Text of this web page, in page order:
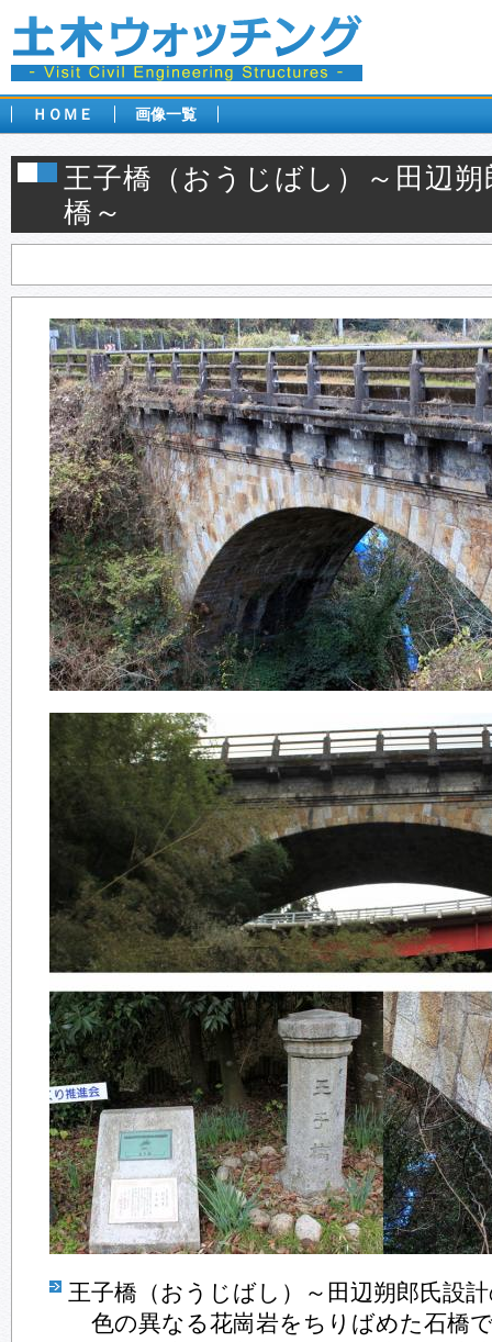
ＨＯＭＥ 画像一覧
王子橋（おうじばし）～田辺
橋～
王子橋（おうじばし）～田辺朔郎氏設
色の異なる花崗岩をちりばめた石橋